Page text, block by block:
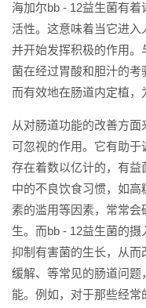
海加尔bb - 12益生菌有
活性。这意味着当它进
并开始发挥积极的作用。
菌在经过胃酸和胆汁的考
而有效地在肠道内定植，
从对肠道功能的改善方
可忽视的作用。它有助
存在着数以亿计的，有
中的不良饮食习惯，如
素的滥用等因素，常常
生。而bb - 12益生菌的摄
抑制有害菌的生长，从
缓解、等常见的肠道问
能。例如，对于那些经